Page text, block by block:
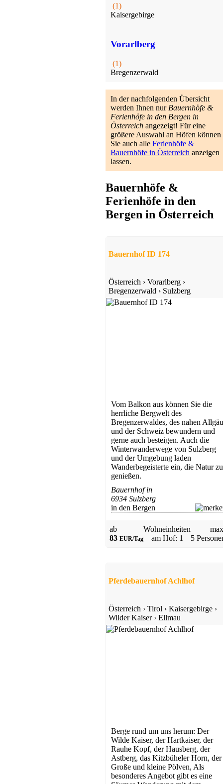
(1)
Kaisergebirge
Vorarlberg
(1)
Bregenzerwald
In der nachfolgenden Übersicht
werden Ihnen nur Bauernhöfe &
Ferienhöfe in den Bergen in
Österreich angezeigt! Für eine
größere Auswahl an Höfen können
Sie auch alle Ferienhöfe &
Bauernhöfe in Österreich anzeigen
lassen.
Bauernhöfe &
Ferienhöfe in den
Bergen in Österreich
Bauernhof ID 174
Österreich › Vorarlberg ›
Bregenzerwald › Sulzberg
Vom Balkon aus können Sie die
herrliche Bergwelt des
Bregenzerwaldes, des nahen
und der Schweiz bewundern und
gerne auch besteigen. Auch die
Winterwanderwege von Sulzberg
und der Umgebung laden
Wanderbegeisterte ein, die Natur zu
genießen.
Bauernhof in
6934 Sulzberg
in den Bergen
ab
83 EUR/Tag
Wohneinheiten
am Hof: 1
5
Pferdebauernhof Achlhof
Österreich › Tirol › Kaisergebirge ›
Wilder Kaiser› Ellmau
Berge rund um uns herum: Der
Wilde Kaiser, der Hartkaiser, der
Rauhe Kopf, der Hausberg, der
Astberg, das Kitzbüheler Horn, der
Große und kleine Pölven, Als
besonderes Angebot gibt es eine